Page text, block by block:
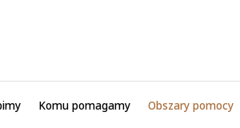
Komu pomagamy Obszary pomocy